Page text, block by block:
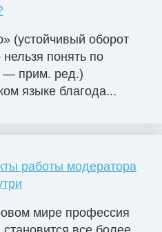
(устойчивый оборот
понять по
— прим. ред.)
языке благода...
работы модератора
мире профессия